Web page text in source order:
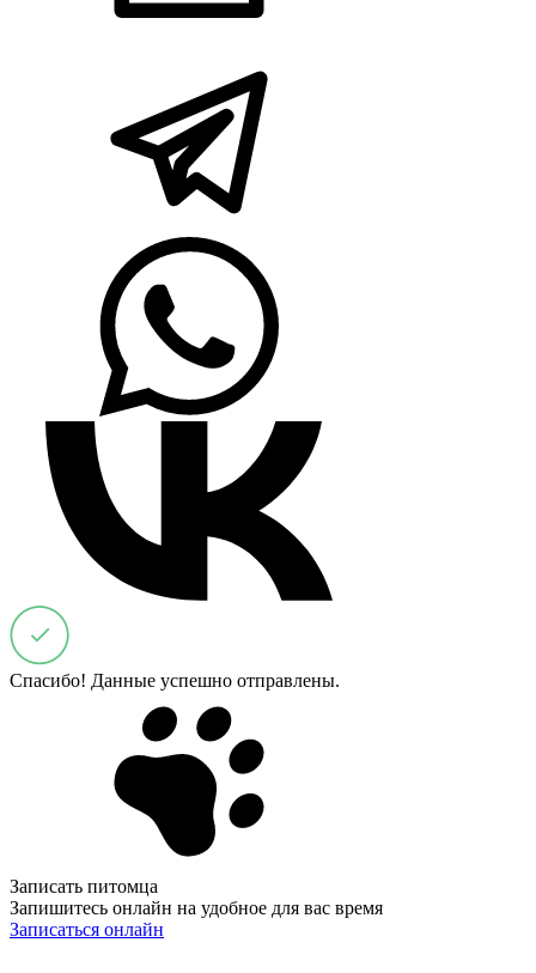
Спасибо! Данные успешно отправлены.
Записать питомца
Запишитесь онлайн на удобное для вас время
Записаться онлайн